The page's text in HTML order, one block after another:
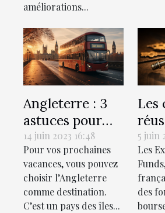
améliorations...
Angleterre : 3
astuces pour
bien préparer
ce voyage
14 juin 2023 16:48
Pour vos prochaines
vacances, vous pouvez
choisir l’Angleterre
comme destination.
C’est un pays des îles...
Les
5 juin
Les
des